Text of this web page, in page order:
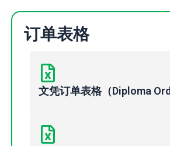
订单表格
文凭订单表格（Diploma